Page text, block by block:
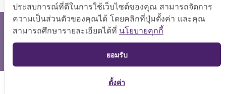
สงวนลิขสิทธิ์ © 2566 กองบริหารการคลัง
แสดงผลได้ดีที่ขนาดหน้าจอ 1024x768 pixel
แผนผังเว็บไซต์
TOP
ประสบการณ์ที่ดีในการใช้เว็บไซต์ของคุณ สามารถจัดการ
ความเป็นส่วนตัวของคุณได้ โดยคลิกที่ปุ่มตั้งค่า และคุณ
สามารถศึกษารายละเอียดได้ที่ นโยบายคุกกี้
ยอมรับ
ตั้งค่า